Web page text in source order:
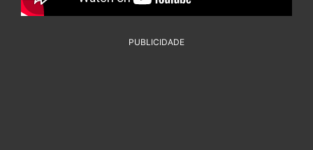
PUBLICIDADE